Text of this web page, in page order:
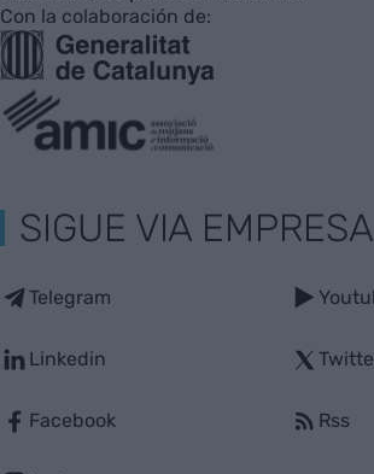
Con la colaboración de:
SIGUE VIA EMPRESA
Telegram
Linkedin
Facebook Rss